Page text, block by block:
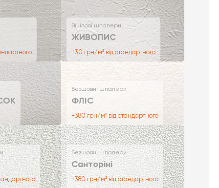
Вінілові шпалери
ЖИВОПИС
+30 грн/м² від стандартного
Безшовні шпалери
ФЛІС
+380 грн/м² від стандартного
Безшовні шпалери
Санторіні
+380 грн/м² від стандартного